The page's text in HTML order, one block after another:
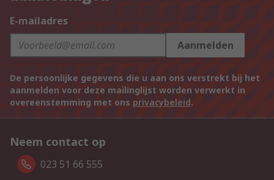
E-mailadres
Aanmelden
De persoonlijke gegevens die u aan ons verstrekt bij het
aanmelden voor deze mailinglijst worden verwerkt in
overeenstemming met ons privacybeleid.
Neem contact op
023 51 66 555